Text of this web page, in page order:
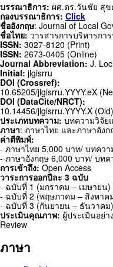
บรรณาธิการ: ผศ.ดร.วันชัย สุข
กองบรรณาธิการ: Click
ชื่ออังกฤษ: Journal of Local
ชื่อไทย: วารสารการบริหารกา
ISSN: 3027-8120 (Print)
ISSN: 2673-0405 (Online)
Journal Abbreviation: J.
Initial: jlgisrru
DOI (Crossref):
10.65205/jlgisrru.YYYY.eX
DOI (DataCite/NRCT):
10.14456/jlgisrru.YYYY.X (Old)
ประเภทบทความ: บทความวิจัย
ภาษา: ภาษาไทย และภาษาอังก
ค่าตีพิมพ์:
- ภาษาไทย 5,000 บาท/ บทควา
- ภาษาอังกฤษ 6,000 บาท/ บทค
การเข้าถึง: Open Access
วาระการออกปีละ 3 ฉบับ
- ฉบับที่ 1 (มกราคม – เมษายน)
- ฉบับที่ 2 (พฤษภาคม – สิงหาค
- ฉบับที่ 3 (กันยายน – ธันวาคม
ประเมินคุณภาพ: ผู้ประเมินอย่
Review
ภาษา